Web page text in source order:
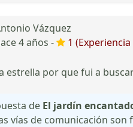
Vázquez
4 años -
1
estrella por que fui a
de El jardín
vías de comunicación